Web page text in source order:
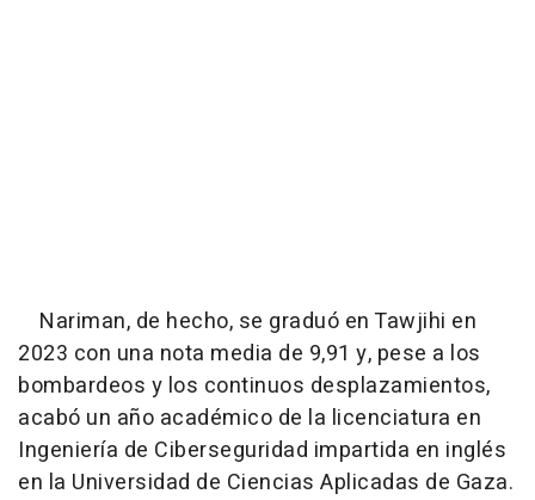
Nariman, de hecho, se graduó en Tawjihi en
2023 con una nota media de 9,91 y, pese a los
bombardeos y los continuos desplazamientos,
acabó un año académico de la licenciatura en
Ingeniería de Ciberseguridad impartida en inglés
en la Universidad de Ciencias Aplicadas de Gaza.